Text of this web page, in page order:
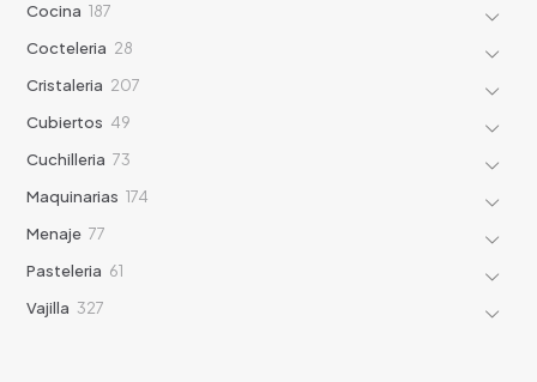
Cocina 187
Cocteleria 28
Cristaleria 207
Cubiertos 49
Cuchilleria 73
Maquinarias 174
Menaje 77
Pasteleria 61
Vajilla 327